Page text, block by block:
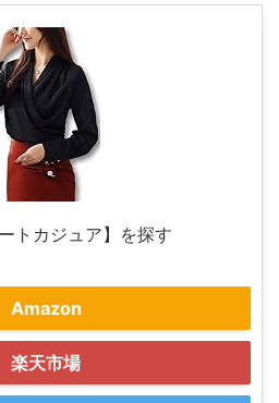
トカジュア】を探す
Amazon
楽天市場